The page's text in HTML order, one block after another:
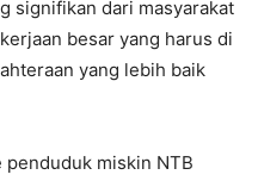
signifikan dari masyarakat
besar yang harus di
yang lebih baik
miskin NTB